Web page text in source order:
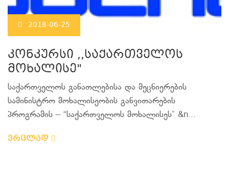
2018-06-25
კონკურსი ,,საქართველოს
მოხალისე"
საქართველოს განათლებისა და მეცნიერების
სამინისტრო მოხალისეობის განვითარების
პროგრამის – “საქართველოს მოხალისეს” &n...
ვრცლად